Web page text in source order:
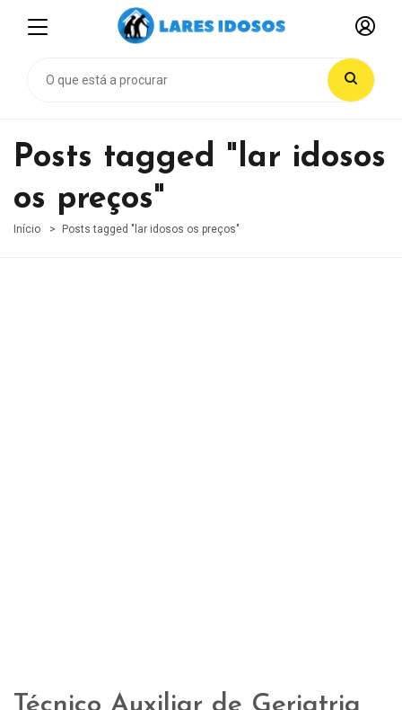
Posts tagged "lar idosos
os preços"
Início Posts tagged "lar idosos os preços"